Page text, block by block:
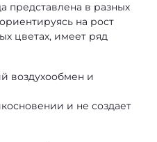
представлена в разных
на рост
цветах, имеет ряд
воздухообмен и
и не создает